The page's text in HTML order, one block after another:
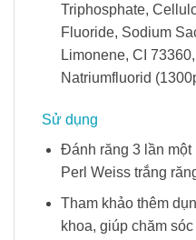
Triphosphate,
Fluoride, Sodium
Limonene, CI
Natriumfluorid
Sử dụng
Đánh răng 3 lần một
Perl Weiss trắng
Tham khảo thêm
khoa, giúp chăm